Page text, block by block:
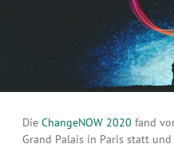
Die ChangeNOW 2020 fand
Grand Palais in Paris statt